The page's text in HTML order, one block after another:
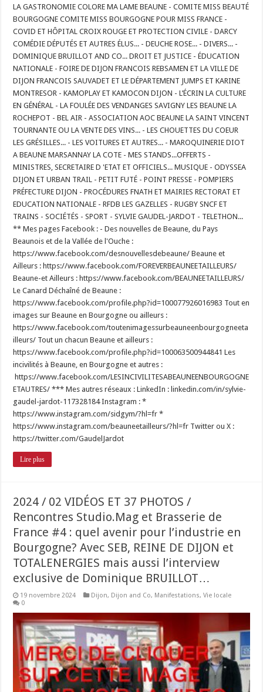
LA GASTRONOMIE COLORE MA LAME BEAUNE - COMITE MISS BEAUTÉ
BOURGOGNE COMITE MISS BOURGOGNE POUR MISS FRANCE -
COVID ET HÔPITAL CROIX ROUGE ET PROTECTION CIVILE - DARCY
COMÉDIE DÉPUTÉS ET AUTRES ÉLUS... - DEUCHE ROSE... - DIVERS... -
DOMINIQUE BRUILLOT AND CO... DROIT ET JUSTICE - ÉDUCATION
NATIONALE - FOIRE DE DIJON FRANCOIS REBSAMEN ET LA VILLE DE
DIJON FRANCOIS SAUVADET ET LE DÉPARTEMENT JUMPS ET KARINE
MONTRESOR - KAMOPLAY ET KAMOCON DIJON - L’ÉCRIN LA CULTURE
EN GÉNÉRAL - LA FOULÉE DES VENDANGES SAVIGNY LES BEAUNE LA
ROCHEPOT - BEL AIR - ASSOCIATION AOC BEAUNE LA SAINT VINCENT
TOURNANTE OU LA VENTE DES VINS... - LES CHOUETTES DU COEUR
LES GRÉSILLES... - LES VOITURES ET AUTRES... - MAROQUINERIE DIOT
A BEAUNE MARSANNAY LA COTE - MES STANDS...OFFERTS -
MINISTRES, SECRETAIRE D 'ETAT ET OFFICIELS... MUSIQUE - ODYSSEA
DIJON ET URBAN TRAIL - PETIT FUTÉ - POINT PRESSE - POMPIERS
PRÉFECTURE DIJON - PROCÉDURES FNATH ET MAIRIES RECTORAT ET
EDUCATION NATIONALE - RFDB LES GAZELLES - RUGBY SNCF ET
TRAINS - SOCIÉTÉS - SPORT - SYLVIE GAUDEL-JARDOT - TELETHON...
** Mes pages Facebook : - Des nouvelles de Beaune, du Pays
Beaunois et de la Vallée de l'Ouche :
https://www.facebook.com/desnouvellesdebeaune/ Beaune et
Ailleurs : https://www.facebook.com/FOREVERBEAUNEETAILLEURS/
Beaune-et Ailleurs : https://www.facebook.com/BEAUNEETAILLEURS/
Le Canard Déchaîné de Beaune :
https://www.facebook.com/profile.php?id=100077926016983 Tout en
images sur Beaune en Bourgogne ou ailleurs :
https://www.facebook.com/toutenimagessurbeauneenbourgogneeta
illeurs/ Tout un chacun Beaune et ailleurs :
https://www.facebook.com/profile.php?id=100063500944841 Les
incivilités à Beaune, en Bourgogne et autres :
https://www.facebook.com/LESINCIVILITESABEAUNEENBOURGOGNE
ETAUTRES/ *** Mes autres réseaux : LinkedIn : linkedin.com/in/sylvie-
gaudel-jardot-117328184 Instagram : *
https://www.instagram.com/sidgym/?hl=fr *
https://www.instagram.com/beauneetailleurs/?hl=fr Twitter ou X :
https://twitter.com/GaudelJardot
Lire plus
2024 / 02 VIDÉOS ET 37 PHOTOS /
Rencontres Studio.Mag et Brasserie de
France #4 : quel avenir pour l’industrie en
Bourgogne? Avec SEB, REINE DE DIJON et
TOTALENERGIES mais aussi l’interview
exclusive de Dominique BRUILLOT…
19 novembre 2024 Dijon, Dijon and Co, Manifestations,Vie locale
0